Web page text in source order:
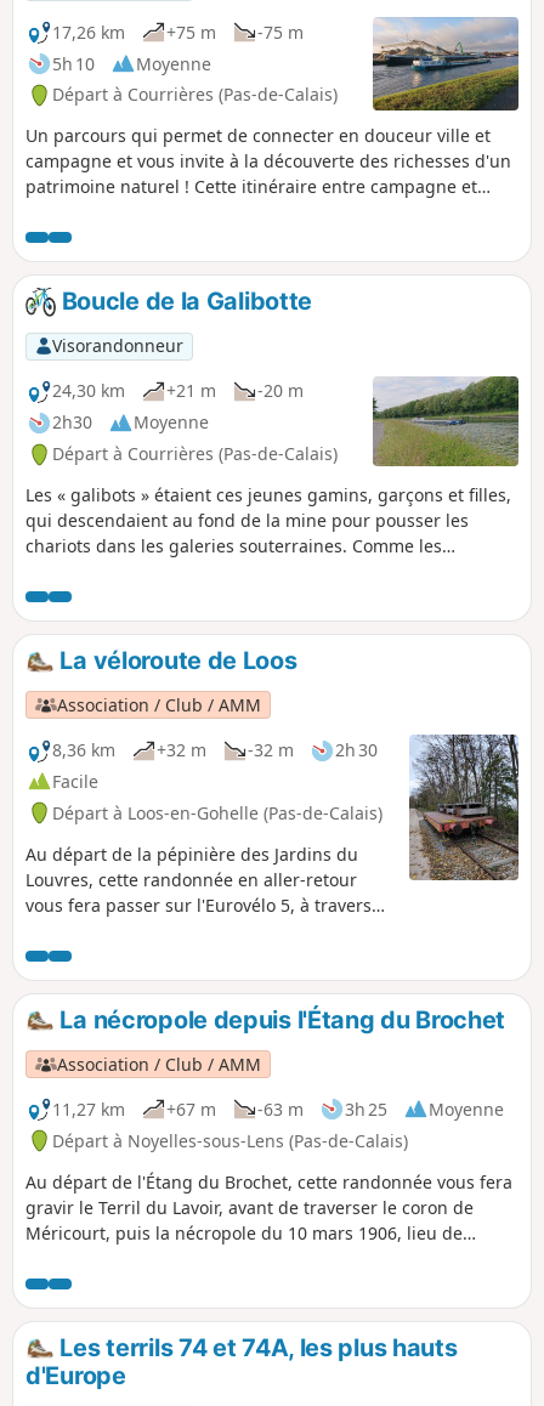
17,26 km
+75 m
-75 m
5h 10
Moyenne
Départ à Courrières (Pas-de-Calais)
Un parcours qui permet de connecter en douceur ville et
campagne et vous invite à la découverte des richesses d'un
patrimoine naturel ! Cette itinéraire entre campagne et
milieu des champs, un terril réhabilité en parc nature avec
des paysages uniques et vous fera traverser Carvin par ses
voyettes.
Boucle de la Galibotte
Visorandonneur
24,30 km
+21 m
-20 m
2h30
Moyenne
Départ à Courrières (Pas-de-Calais)
Les « galibots » étaient ces jeunes gamins, garçons et filles,
qui descendaient au fond de la mine pour pousser les
chariots dans les galeries souterraines. Comme les
Le nom de cette boucle est en hommage aux anciens
mineurs "Les Galibots" qui ont travaillé durement dans les
mines et grâce à qui nous pouvons, aujourd'hui, profiter
des paysages magnifiques sculptés autours des Terrils.
La véloroute de Loos
Association / Club / AMM
8,36 km
+32 m -32 m
2h 30
Facile
Départ à Loos-en-Gohelle (Pas-de-Calais)
Au départ de la pépinière des Jardins du
Louvres, cette randonnée en aller-retour
vous fera passer sur l'Eurovélo 5, à travers
Saint-Auguste, où vous ferez demi-tour.
La nécropole depuis l'Étang du Brochet
Association / Club / AMM
11,27 km
+67 m -63 m 3h 25
Moyenne
Départ à Noyelles-sous-Lens (Pas-de-Calais)
Au départ de l'Étang du Brochet, cette randonnée vous fera
gravir le Terril du Lavoir, avant de traverser le coron de
Méricourt, puis la nécropole du 10 mars 1906, lieu de
Les terrils 74 et 74A, les plus hauts
d'Europe